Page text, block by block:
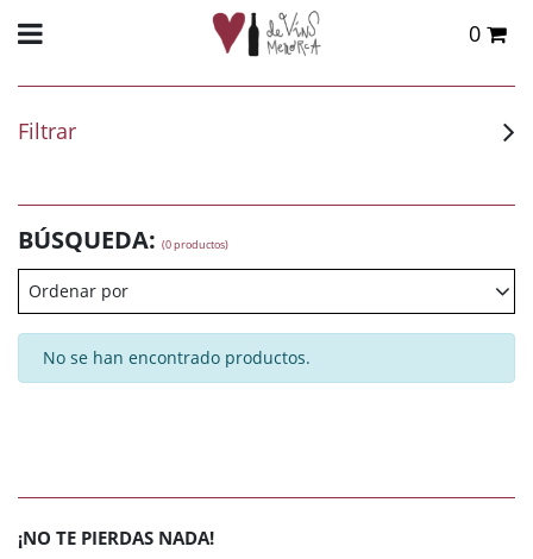
0
Filtrar
BÚSQUEDA: (0 productos)
Ordenar por
No se han encontrado productos.
¡NO TE PIERDAS NADA!